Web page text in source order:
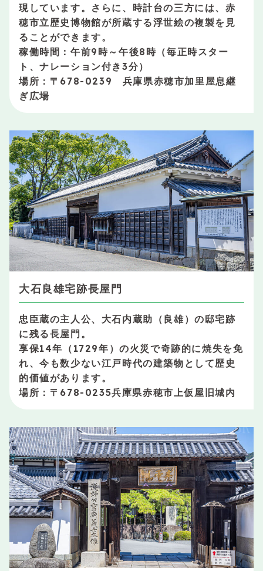
現しています。さらに、時計台の三方には、赤
穂市立歴史博物館が所蔵する浮世絵の複製を見
ることができます。
稼働時間：午前9時～午後8時（毎正時スター
ト、ナレーション付き3分）
場所：〒678-0239 兵庫県赤穂市加里屋息継
ぎ広場
大石良雄宅跡長屋門
忠臣蔵の主人公、大石内蔵助（良雄）の邸宅跡
に残る長屋門。
享保14年（1729年）の火災で奇跡的に焼失を免
れ、今も数少ない江戸時代の建築物として歴史
的価値があります。
場所：〒678-0235兵庫県赤穂市上仮屋旧城内